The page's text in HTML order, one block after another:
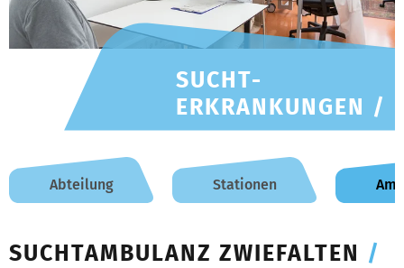
SUCHT-
ERKRANKUNGEN /
Abteilung Stationen
SUCHTAMBULANZ ZWIEFALTEN /